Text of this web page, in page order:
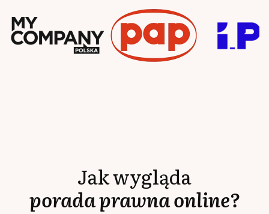
Jak wygląda
porada prawna online?